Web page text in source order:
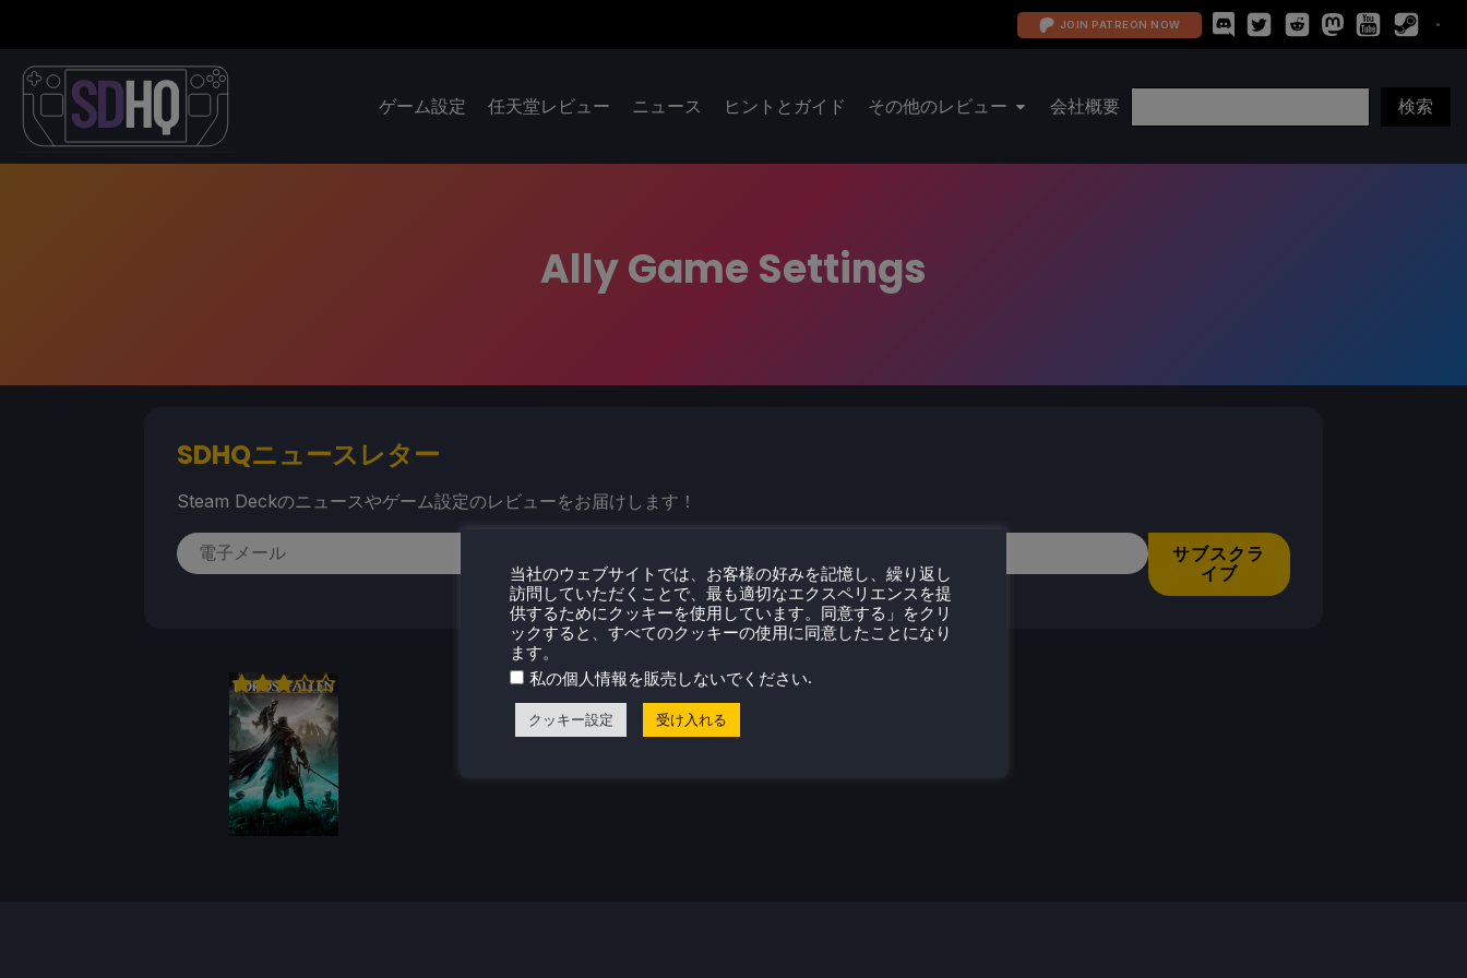
JOIN PATREON NOW
ゲーム設定 任天堂レビュー ニュース ヒントとガイド その他のレビュー 会社概要
Ally Game Settings
SDHQニュースレター
Steam Deckのニュースやゲーム設定のレビューをお届けします！
サブスクラ
イブ
当社のウェブサイトでは、お客様の好みを記憶し、繰り返し
訪問していただくことで、最も適切なエクスペリエンスを提
供するためにクッキーを使用しています。同意する」をクリ
ックすると、すべてのクッキーの使用に同意したことになり
ます。
私の個人情報を販売しないでください.
クッキー設定 受け入れる